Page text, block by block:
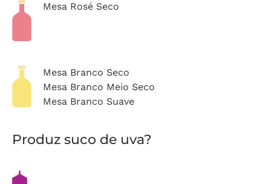
Mesa Rosé Seco
Mesa Branco Seco
Mesa Branco Meio Seco
Mesa Branco Suave
Produz suco de uva?